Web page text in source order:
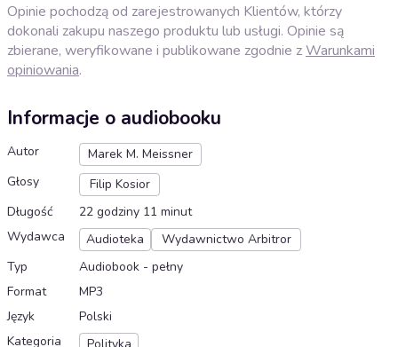
Opinie pochodzą od zarejestrowanych Klientów, którzy
dokonali zakupu naszego produktu lub usługi. Opinie są
zbierane, weryfikowane i publikowane zgodnie zWarunkami
opiniowania.
Informacje o audiobooku
Autor
Marek M. Meissner
Głosy
Filip Kosior
Długość
22 godziny 11 minut
Wydawca
Audioteka
Wydawnictwo Arbitror
Typ
Audiobook - pełny
Format
MP3
Język
Polski
Kategoria